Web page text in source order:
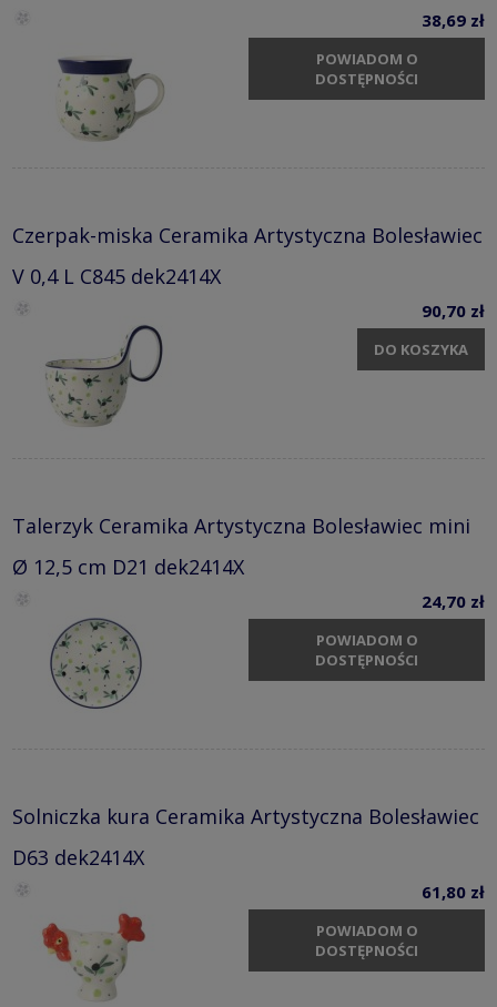
38,69 zł
POWIADOM O
DOSTĘPNOŚCI
Czerpak-miska Ceramika Artystyczna Bolesławiec
V 0,4 L C845 dek2414X
90,70 zł
DO KOSZYKA
Talerzyk Ceramika Artystyczna Bolesławiec mini
Ø 12,5 cm D21 dek2414X
24,70 zł
POWIADOM O
DOSTĘPNOŚCI
Solniczka kura Ceramika Artystyczna Bolesławiec
D63 dek2414X
61,80 zł
POWIADOM O
DOSTĘPNOŚCI